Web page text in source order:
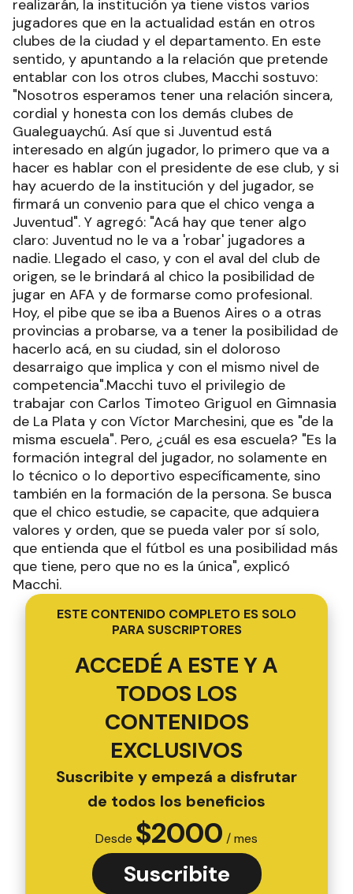
realizarán, la institución ya tiene vistos varios
jugadores que en la actualidad están en otros
clubes de la ciudad y el departamento. En este
sentido, y apuntando a la relación que pretende
entablar con los otros clubes, Macchi sostuvo:
"Nosotros esperamos tener una relación sincera,
cordial y honesta con los demás clubes de
Gualeguaychú. Así que si Juventud está
interesado en algún jugador, lo primero que va a
hacer es hablar con el presidente de ese club, y si
hay acuerdo de la institución y del jugador, se
firmará un convenio para que el chico venga a
Juventud". Y agregó: "Acá hay que tener algo
claro: Juventud no le va a 'robar' jugadores a
nadie. Llegado el caso, y con el aval del club de
origen, se le brindará al chico la posibilidad de
jugar en AFA y de formarse como profesional.
Hoy, el pibe que se iba a Buenos Aires o a otras
provincias a probarse, va a tener la posibilidad de
hacerlo acá, en su ciudad, sin el doloroso
desarraigo que implica y con el mismo nivel de
competencia".Macchi tuvo el privilegio de
trabajar con Carlos Timoteo Griguol en Gimnasia
de La Plata y con Víctor Marchesini, que es "de la
misma escuela". Pero, ¿cuál es esa escuela? "Es la
formación integral del jugador, no solamente en
lo técnico o lo deportivo específicamente, sino
también en la formación de la persona. Se busca
que el chico estudie, se capacite, que adquiera
valores y orden, que se pueda valer por sí solo,
que entienda que el fútbol es una posibilidad más
que tiene, pero que no es la única", explicó
Macchi.
ESTE CONTENIDO COMPLETO ES SOLO
PARA SUSCRIPTORES
ACCEDÉ A ESTE Y A
TODOS LOS
CONTENIDOS
EXCLUSIVOS
Suscribite y empezá a disfrutar
de todos los beneficios
Desde $2000 / mes
Suscribite